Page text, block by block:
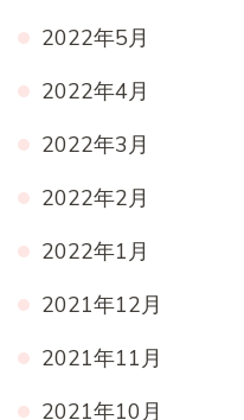
2022年5月
2022年4月
2022年3月
2022年2月
2022年1月
2021年12月
2021年11月
2021年10月